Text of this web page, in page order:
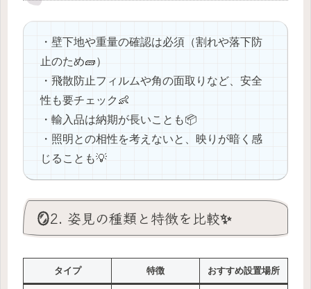
・壁下地や重量の確認は必須（割れや落下防
止のため🧱）
・飛散防止フィルムや角の面取りなど、安全
性も要チェック👶
・輸入品は納期が長いことも📦
・照明との相性を考えないと、映りが暗く感
じることも💡
🪞2. 姿見の種類と特徴を比較✨
タイプ 特徴 おすすめ設置場所